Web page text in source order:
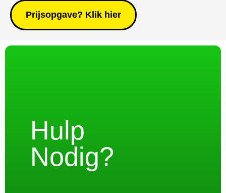
Prijsopgave? Klik hier
Hulp
Nodig?